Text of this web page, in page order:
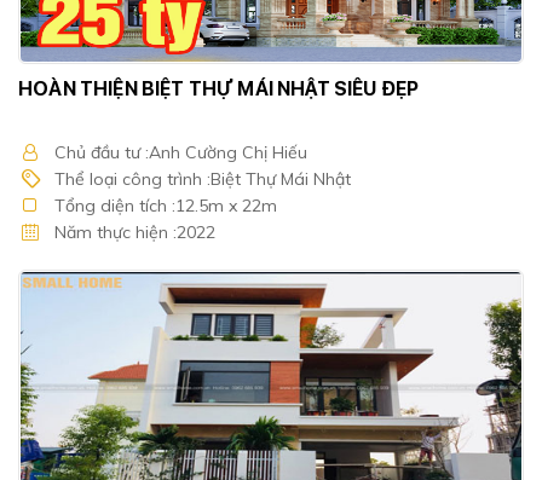
HOÀN THIỆN BIỆT THỰ MÁI NHẬT SIÊU ĐẸP
Chủ đầu tư :Anh Cường Chị Hiếu
Thể loại công trình :Biệt Thự Mái Nhật
Tổng diện tích :12.5m x 22m
Năm thực hiện :2022